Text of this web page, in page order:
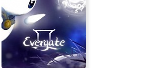
Evil Bank Manager